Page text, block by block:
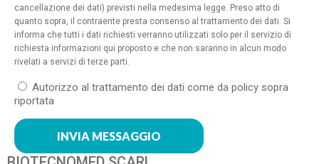
cancellazione dei dati) previsti nella medesima legge. Preso atto di
quanto sopra, il contraente presta consenso al trattamento dei dati. Si
informa che tutti i dati richiesti verranno utilizzati solo per il servizio di
richiesta informazioni qui proposto e che non saranno in alcun modo
rivelati a servizi di terze parti.
Autorizzo al trattamento dei dati come da policy sopra
riportata
INVIA MESSAGGIO